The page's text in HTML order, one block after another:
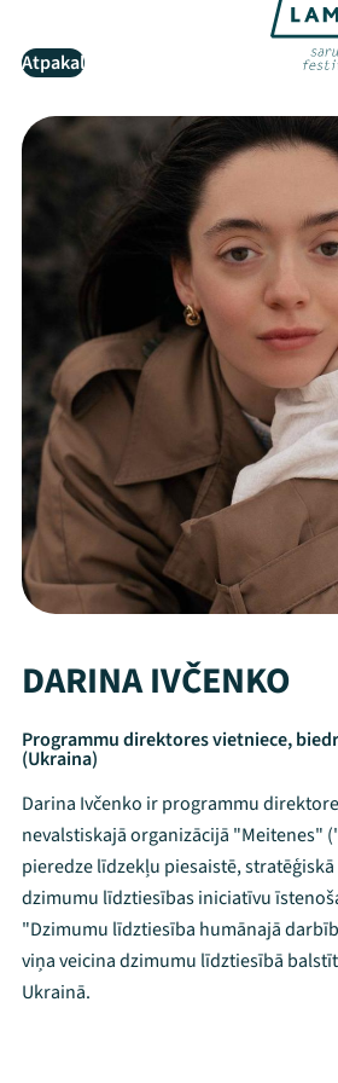
Atpakaļ
DARINA IVČENKO
Programmu direktores vietniece,
(Ukraina)
Darina Ivčenko ir programmu
nevalstiskajā organizācijā "Meitenes"
pieredze līdzekļu piesaistē,
dzimumu līdztiesības iniciatīvu
"Dzimumu līdztiesība humānajā
viņa veicina dzimumu līdztiesībā
Ukrainā.